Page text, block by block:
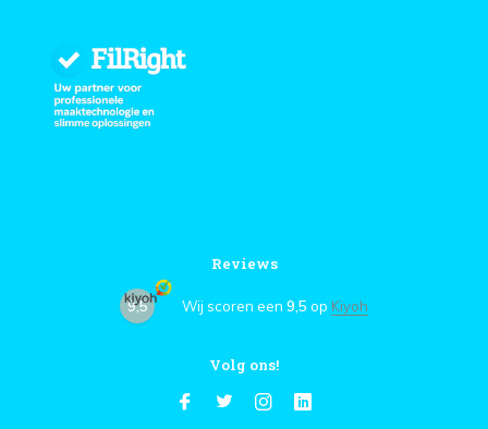
Reviews
9,5 Wij scoren een 9,5 op Kiyoh
Volg ons!